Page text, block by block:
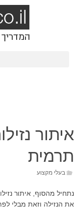
איתור
תרמית
בעלי מקצוע
נתחיל מהסוף, איתור
את הנזילה וזאת מבלי